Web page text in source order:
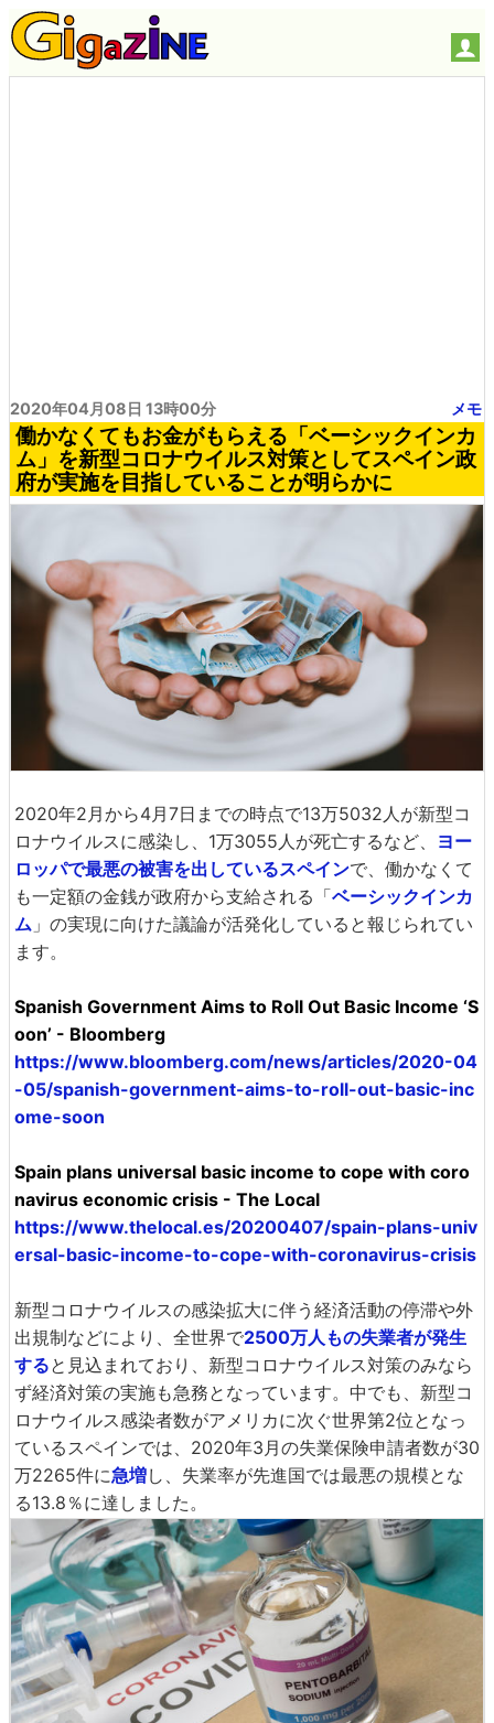
2020年04月08日 13時00分 メモ
働かなくてもお金がもらえる「ベーシックインカ
ム」を新型コロナウイルス対策としてスペイン政
府が実施を目指していることが明らかに
2020年2月から4月7日までの時点で13万5032人が新型コ
ロナウイルスに感染し、1万3055人が死亡するなど、 ヨー
ロッパで最悪の被害を出しているスペインで、働かなくて
も一定額の金銭が政府から支給される「ベーシックインカ
ム 」の実現に向けた議論が活発化していると報じられてい
ます。
Spanish Government Aims to Roll Out Basic Income ‘S
oon’ - Bloomberg
https://www.bloomberg.com/news/articles/2020-04
-05/spanish-government-aims-to-roll-out-basic-inc
ome-soon
Spain plans universal basic income to cope with coro
navirus economic crisis - The Local
https://www.thelocal.es/20200407/spain-plans-univ
ersal-basic-income-to-cope-with-coronavirus-crisis
新型コロナウイルスの感染拡大に伴う経済活動の停滞や外
出規制などにより、全世界で2500万人もの失業者が発生
すると見込まれており、新型コロナウイルス対策のみなら
ず経済対策の実施も急務となっています。中でも、新型コ
ロナウイルス感染者数がアメリカに次ぐ世界第2位となっ
ているスペインでは、2020年3月の失業保険申請者数が30
万2265件に急増し、失業率が先進国では最悪の規模とな
る13.8％に達しました。